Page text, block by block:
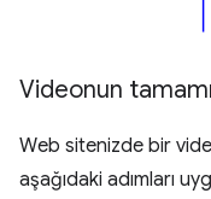
Videonun
Web sitenizde bir
aşağıdaki adımları